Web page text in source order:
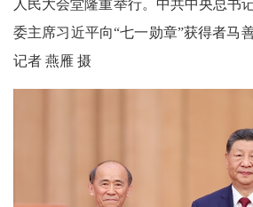
人民大会堂隆重举行。中共中央总书
委主席习近平向“七一勋章”获得者马
记者 燕雁 摄